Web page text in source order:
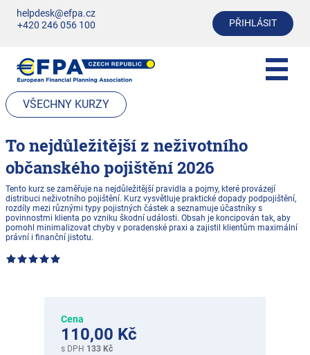
helpdesk@efpa.cz
+420 246 056 100
PŘIHLÁSIT
VŠECHNY KURZY
To nejdůležitější z neživotního
občanského pojištění 2026
Tento kurz se zaměřuje na nejdůležitější pravidla a pojmy, které provázejí
distribuci neživotního pojištění. Kurz vysvětluje praktické dopady podpojištění,
rozdíly mezi různými typy pojistných částek a seznamuje účastníky s
povinnostmi klienta po vzniku škodní události. Obsah je koncipován tak, aby
pomohl minimalizovat chyby v poradenské praxi a zajistil klientům maximální
právní i finanční jistotu.
Cena
110,00 Kč
s DPH 133 Kč